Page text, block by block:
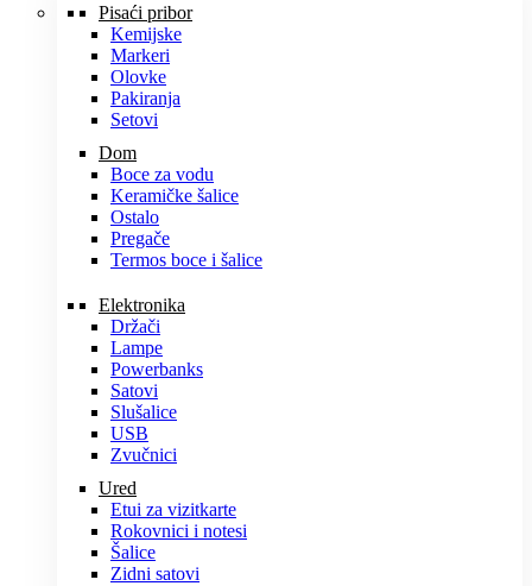
Pisaći pribor
Kemijske
Markeri
Olovke
Pakiranja
Setovi
Dom
Boce za vodu
Keramičke šalice
Ostalo
Pregače
Termos boce i šalice
Elektronika
Držači
Lampe
Powerbanks
Satovi
Slušalice
USB
Zvučnici
Ured
Etui za vizitkarte
Rokovnici i notesi
Šalice
Zidni satovi